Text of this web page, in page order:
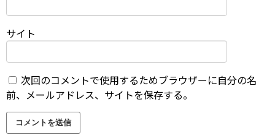
サイト
次回のコメントで使用するためブラウザーに自分の名
前、メールアドレス、サイトを保存する。